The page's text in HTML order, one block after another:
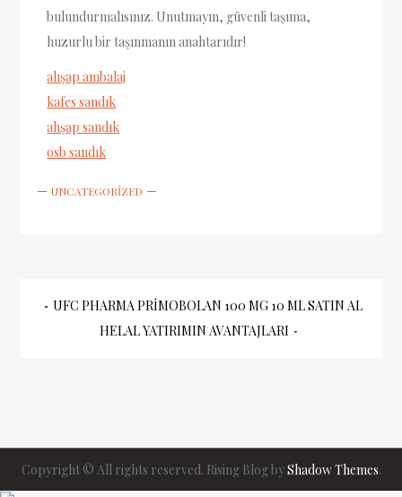
bulundurmalısınız. Unutmayın, güvenli taşıma,
huzurlu bir taşınmanın anahtarıdır!
ahşap ambalaj
kafes sandık
ahşap sandık
osb sandık
UNCATEGORIZED
Yazı
UFC PHARMA PRIMOBOLAN 100 MG 10 ML SATIN AL
HELAL YATIRIMIN AVANTAJLARI
Copyright © All rights reserved. Rising Blog byShadow Themes.